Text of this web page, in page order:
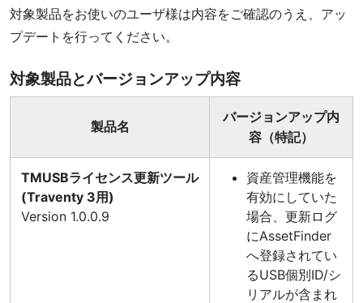
対象製品をお使いのユーザ様は内容をご確認のうえ、アッ
プデートを行ってください。
対象製品とバージョンアップ内容
製品名
バージョンアップ内
容（特記）
TMUSBライセンス更新ツール
(Traventy 3用)
Version 1.0.0.9
資産管理機能を
有効にしていた
場合、更新ログ
にAssetFinder
へ登録されてい
るUSB個別ID/シ
リアルが含まれ